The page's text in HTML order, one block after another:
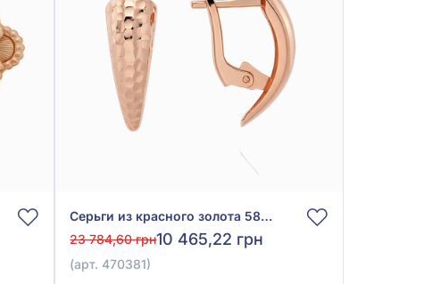
Серьги из красного золота 585°, арт. 470381
23 784,60 грн10 465,22 грн
(арт. 470381)